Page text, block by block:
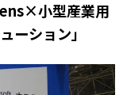
小型産業用
ーション」